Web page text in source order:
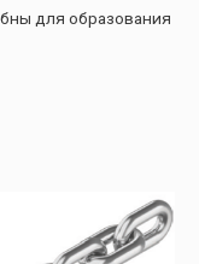
для образования